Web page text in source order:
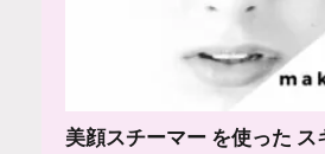
美顔スチーマー を使った ス